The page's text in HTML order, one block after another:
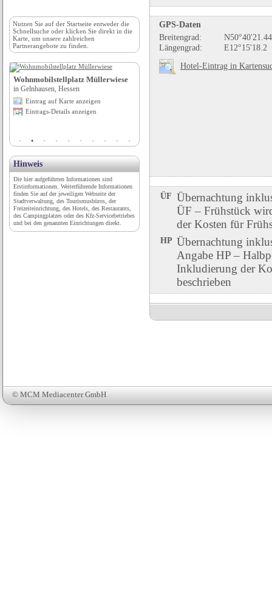
GPS-Daten
Breitengrad:
N50°40'21.44
Längengrad:
E12°15'18.2
Hotel-Eintrag in
ÜF Übernachtung
ÜF – Frühstück
der Kosten für
HP Übernachtung
Angabe HP –
Inkludierung der
beschrieben
© MCM Mediacenter GmbH
Nutzen Sie auf der Startseite entweder die
Schnellsuche oder klicken Sie direkt in die
Karte, um unsere zahlreichen
Partnerangebote zu finden.
Wohnmobilstellplatz Müllerwiese
in Gelnhausen, Hessen
Eintrag auf Karte anzeigen
Eintrags-Details anzeigen
Hinweis
Die hier aufgeführten Informationen sind
Erstinformationen. Weiterführende Informationen
finden Sie auf der jeweiligen Webseite der
Stadtverwaltung, des Tourismusbüros, der
Freizeiteinrichtung, des Hotels, des Restaurants,
des Campingplatzes oder des Kfz-Servicebetriebes
und bei den genannten Einrichtungen direkt.